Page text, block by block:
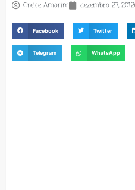
Greice Amorim dezembro 27, 2012
Facebook Twitter
Telegram WhatsApp